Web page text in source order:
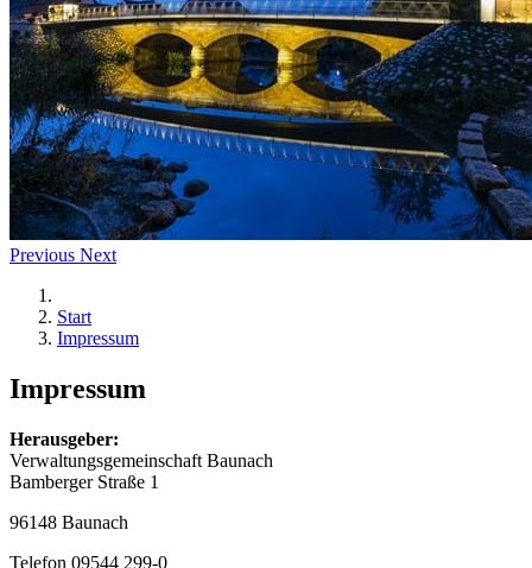
Previous Next
Start
Impressum
Impressum
Herausgeber:
Verwaltungsgemeinschaft Baunach
Bamberger Straße 1
96148 Baunach
Telefon 09544 299-0